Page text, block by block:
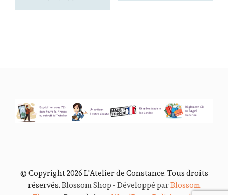
options
sur
© Copyright 2026 L'Atelier de Constance. Tous droits
réservés. Blossom Shop - Développé parBlossom